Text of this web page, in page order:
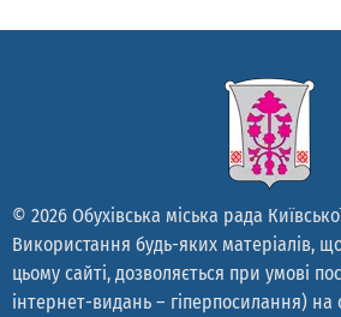
Галба Павло Володимирович
Гладирь Олександр Леонідович
Гноянченко Віталій Олександрович
Гончар Анатолій Васильович
Гончарук Борис Миколайович
© 2026 Обухівська міська рада
Використання будь-яких матеріалів,
цьому сайті, дозволяється при умові
інтернет-видань – гіперпосилання) на